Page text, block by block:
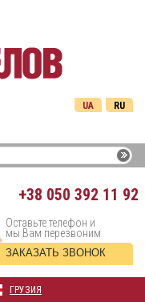
RU
UA
+38 050 392 11 92
Оставьте телефон и
мы Вам перезвоним
ЗАКАЗАТЬ ЗВОНОК
ГРУЗИЯ